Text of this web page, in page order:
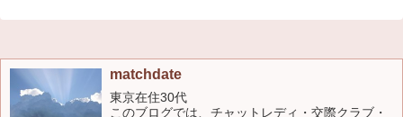
matchdate
東京在住30代
このブログでは、チャットレディ・交際クラブ・